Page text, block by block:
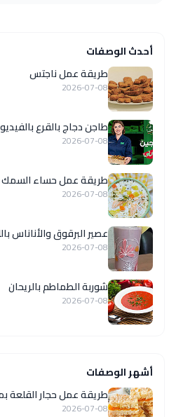
أحدث الوصفات
طريقة عمل ناجتس
2026-07-08
طاجن دجاج بالقرع بالفيديو
2026-07-08
طريقة عمل حساء السمك
2026-07-08
عصير البرقوق والأناناس
2026-07-08
شوربة الطماطم بالريحان
2026-07-08
أشهر الوصفات
طريقة عمل حجار
2026-07-08